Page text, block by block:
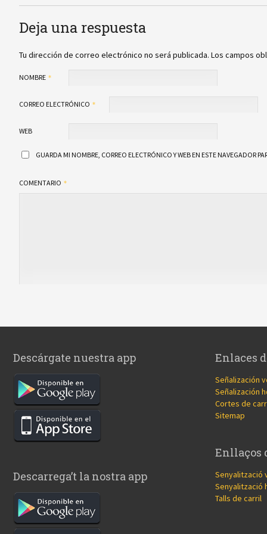
Deja una respuesta
Tu dirección de correo electrónico no será publicada. Los campos
NOMBRE
CORREO ELECTRÓNICO
WEB
GUARDA MI NOMBRE, CORREO ELECTRÓNICO Y WEB EN ESTE NAVEGADOR
COMENTARIO
Descárgate nuestra app
Descarrega’t la nostra app
Enlaces
Señalización
Señalización
Cortes de
Sitemap
Enllaços
Senyalització
Senyalització
Talls de carril